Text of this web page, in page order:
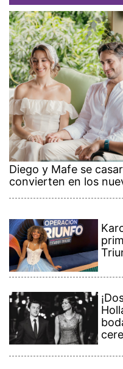
Diego y Mafe se
convierten en los